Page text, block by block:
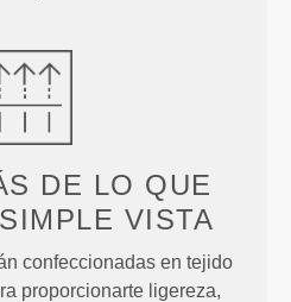
DE LO QUE
VISTA
confeccionadas en tejido
proporcionarte ligereza,